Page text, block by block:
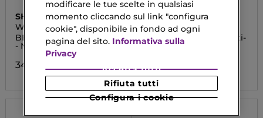
SHISEIDO
WASO
BEAUTY SLEEPING MASK
- Maschera notte
34,93 €
SISLEY
SUPREMŸA LA NUIT
Le Grand Soin Yeux Anti-
Age
modificare le tue scelte in qualsiasi
momento cliccando sul link "configura
cookie", disponibile in fondo ad ogni
pagina del sito. Informativa sulla
Privacy
Configura i cookie
Rifiuta tutti
Accetta tutti